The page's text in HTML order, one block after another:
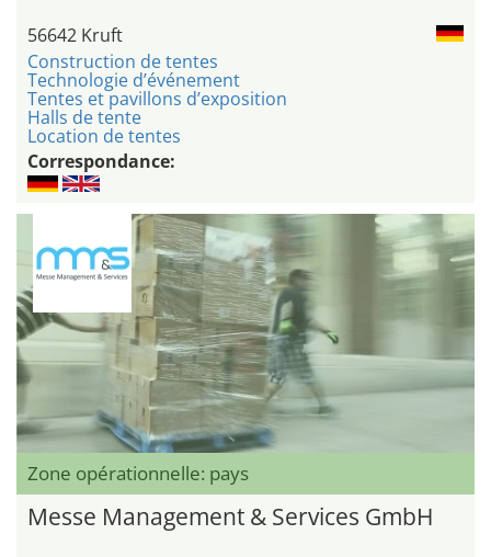
56642 Kruft
Construction de tentes
Technologie d’événement
Tentes et pavillons d’exposition
Halls de tente
Location de tentes
Correspondance:
Zone opérationnelle: pays
Messe Management & Services GmbH